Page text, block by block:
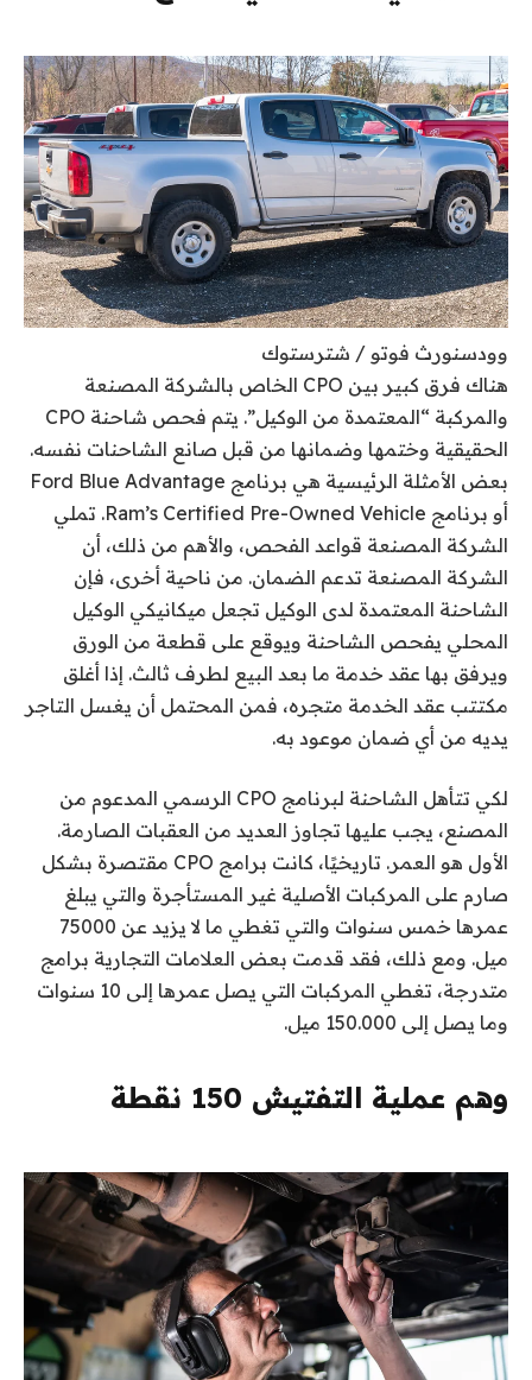
وودسنورث فوتو / شترستوك
هناك فرق كبير بين CPO الخاص بالشركة المصنعة
والمركبة “المعتمدة من الوكيل”. يتم فحص شاحنة CPO
الحقيقية وختمها وضمانها من قبل صانع الشاحنات نفسه.
بعض الأمثلة الرئيسية هي برنامج Ford Blue Advantage
أو برنامج Ram’s Certified Pre-Owned Vehicle. تملي
الشركة المصنعة قواعد الفحص، والأهم من ذلك، أن
الشركة المصنعة تدعم الضمان. من ناحية أخرى، فإن
الشاحنة المعتمدة لدى الوكيل تجعل ميكانيكي الوكيل
المحلي يفحص الشاحنة ويوقع على قطعة من الورق
ويرفق بها عقد خدمة ما بعد البيع لطرف ثالث. إذا أغلق
مكتتب عقد الخدمة متجره، فمن المحتمل أن يغسل التاجر
يديه من أي ضمان موعود به.
لكي تتأهل الشاحنة لبرنامج CPO الرسمي المدعوم من
المصنع، يجب عليها تجاوز العديد من العقبات الصارمة.
الأول هو العمر. تاريخيًا، كانت برامج CPO مقتصرة بشكل
صارم على المركبات الأصلية غير المستأجرة والتي يبلغ
عمرها خمس سنوات والتي تغطي ما لا يزيد عن 75000
ميل. ومع ذلك، فقد قدمت بعض العلامات التجارية برامج
متدرجة، تغطي المركبات التي يصل عمرها إلى 10 سنوات
وما يصل إلى 150.000 ميل.
وهم عملية التفتيش 150 نقطة